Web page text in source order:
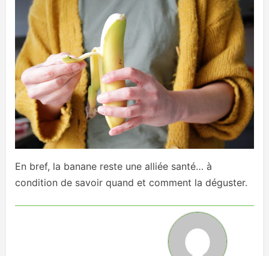
En bref, la banane reste une alliée santé… à
condition de savoir quand et comment la déguster.